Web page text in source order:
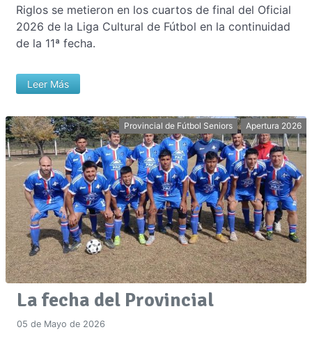
Riglos se metieron en los cuartos de final del Oficial
2026 de la Liga Cultural de Fútbol en la continuidad
de la 11ª fecha.
Leer Más
Provincial de Fútbol Seniors Apertura 2026
La fecha del Provincial
05 de Mayo de 2026